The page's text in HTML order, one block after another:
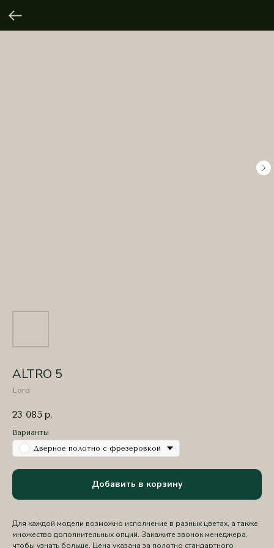
ALTRO 5
Lord
23 085 р.
Варианты
Дверное полотно с фрезеровкой
Добавить в корзину
Для каждой модели возможно исполнение в разных цветах, а также
множество дополнительных опций. Закажите звонок менеджера,
чтобы узнать больше. Цена указана за полотно стандартного